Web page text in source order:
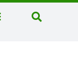
Toggle